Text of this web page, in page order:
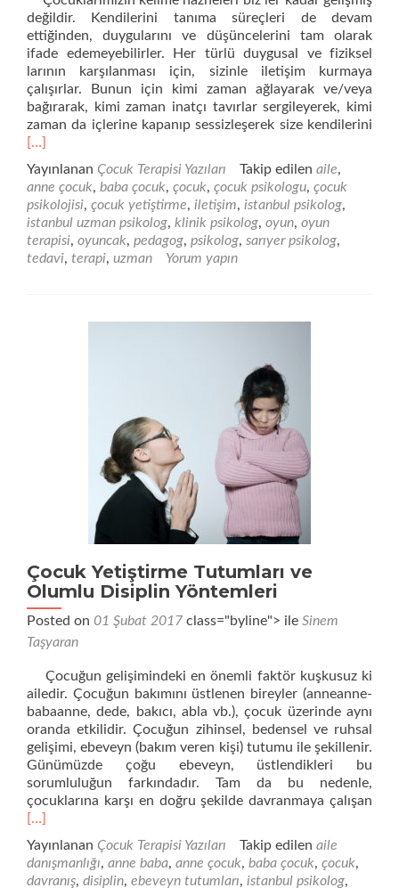
değildir. Kendilerini tanıma süreçleri de devam
ettiğinden, duygularını ve düşüncelerini tam olarak
ifade edemeyebilirler. Her türlü duygusal ve fiziksel
larının karşılanması için, sizinle iletişim kurmaya
çalışırlar. Bunun için kimi zaman ağlayarak ve/veya
bağırarak, kimi zaman inatçı tavırlar sergileyerek, kimi
zaman da içlerine kapanıp sessizleşerek size kendilerini
[…]
Yayınlanan Çocuk Terapisi Yazıları Takip edilen aile,
anne çocuk, baba çocuk, çocuk, çocuk psikologu, çocuk
psikolojisi, çocuk yetiştirme, iletişim, istanbul psikolog,
istanbul uzman psikolog, klinik psikolog, oyun, oyun
terapisi, oyuncak, pedagog, psikolog, sarıyer psikolog,
tedavi, terapi, uzman Yorum yapın
Çocuk Yetiştirme Tutumları ve
Olumlu Disiplin Yöntemleri
Posted on 01 Şubat 2017 class="byline"> ile Sinem
Taşyaran
Çocuğun gelişimindeki en önemli faktör kuşkusuz ki
ailedir. Çocuğun bakımını üstlenen bireyler (anneanne-
babaanne, dede, bakıcı, abla vb.), çocuk üzerinde aynı
oranda etkilidir. Çocuğun zihinsel, bedensel ve ruhsal
gelişimi, ebeveyn (bakım veren kişi) tutumu ile şekillenir.
Günümüzde çoğu ebeveyn, üstlendikleri bu
sorumluluğun farkındadır. Tam da bu nedenle,
çocuklarına karşı en doğru şekilde davranmaya çalışan
[…]
Yayınlanan Çocuk Terapisi Yazıları Takip edilen aile
danışmanlığı, anne baba, anne çocuk, baba çocuk, çocuk,
davranış, disiplin, ebeveyn tutumları, istanbul psikolog,